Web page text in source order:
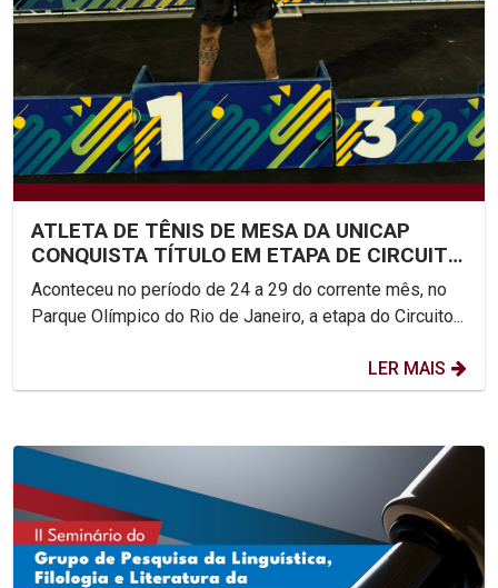
ATLETA DE TÊNIS DE MESA DA UNICAP
CONQUISTA TÍTULO EM ETAPA DE CIRCUITO
NACIONAL
Aconteceu no período de 24 a 29 do corrente mês, no
Parque Olímpico do Rio de Janeiro, a etapa do Circuito...
LER MAIS